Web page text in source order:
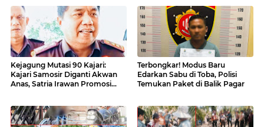
Kejagung Mutasi 90 Kajari:
Kajari Samosir Diganti Akwan
Anas, Satria Irawan Promosi
Terbongkar! Modus Baru
Edarkan Sabu di Toba, Polisi
Temukan Paket di Balik Pagar